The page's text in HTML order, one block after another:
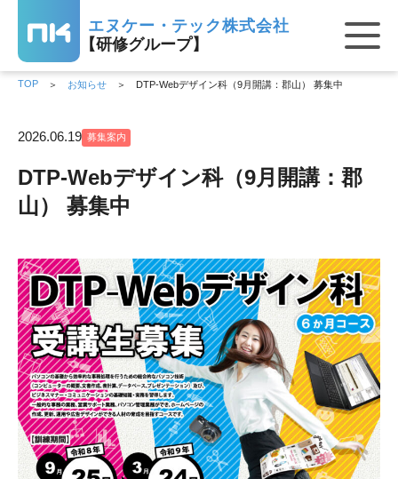
エヌケー・テック株式会社
【研修グループ】
TOP お知らせ DTP-Webデザイン科（9月開講：郡山） 募集中
2026.06.19 募集案内
DTP-Webデザイン科（9月開講：郡
山） 募集中